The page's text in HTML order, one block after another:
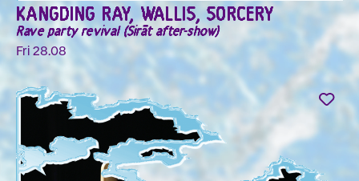
KANGDING RAY, WALLIS, SORCERY
Rave party revival (Sirāt after-show)
Fri 28.08